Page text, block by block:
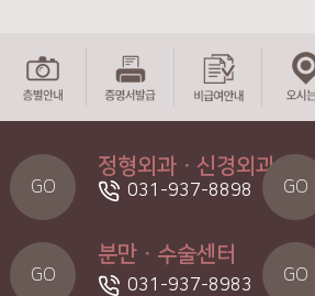
GO
정형외과ㆍ신경외과
031-937-8898 GO
GO
분만ㆍ수술센터
031-937-8983 GO